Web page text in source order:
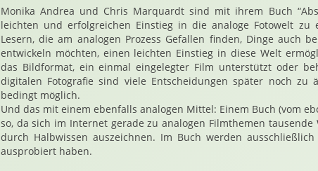
Monika Andrea und Chris Marquardt sind mit ihrem Buch
leichten und erfolgreichen Einstieg in die analoge Fotowelt
Lesern, die am analogen Prozess Gefallen finden, Dinge auch
entwickeln möchten, einen leichten Einstieg in diese Welt
das Bildformat, ein einmal eingelegter Film unterstützt oder
digitalen Fotografie sind viele Entscheidungen später noch
bedingt möglich.
Und das mit einem ebenfalls analogen Mittel: Einem Buch (vom
so, da sich im Internet gerade zu analogen Filmthemen
durch Halbwissen auszeichnen. Im Buch werden
ausprobiert haben.